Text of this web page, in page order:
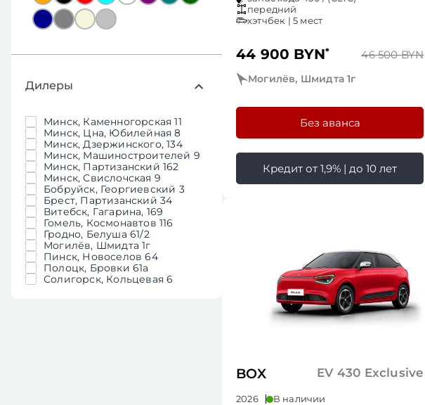
Дилеры
Минск, Каменногорская 11
Минск, Цна, Юбилейная 8
Минск, Дзержинского, 134
Минск, Машиностроителей 9
Минск, Партизанский 162
Минск, Свислочская 9
Бобруйск, Георгиевский 3
Брест, Партизанский 34
Витебск, Гагарина, 169
Гомель, Космонавтов 116
Гродно, Белуша 61/2
Могилёв, Шмидта 1г
Пинск, Новоселов 64
Полоцк, Бровки 61a
Солигорск, Кольцевая 6
передний
хэтчбек | 5 мест
44 900 BYN* 46 500 BYN
Могилёв, Шмидта 1г
Без аванса
Кредит от 1,9% | до 10 лет
BOX EV 430 Exclusive
2026 В наличии